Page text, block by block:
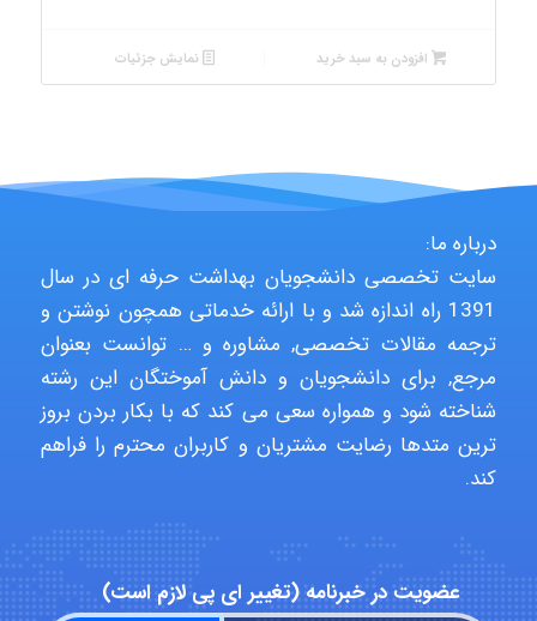
افزودن به سبد خرید نمایش جزئیات
درباره ما:
سایت تخصصی دانشجویان بهداشت حرفه ای در سال
1391 راه اندازه شد و با ارائه خدماتی همچون نوشتن و
ترجمه مقالات تخصصی, مشاوره و … توانست بعنوان
مرجع, برای دانشجویان و دانش آموختگان این رشته
شناخته شود و همواره سعی می کند که با بکار بردن بروز
ترین متدها رضایت مشتریان و کاربران محترم را فراهم
کند.
عضویت در خبرنامه (تغییر ای پی لازم است)